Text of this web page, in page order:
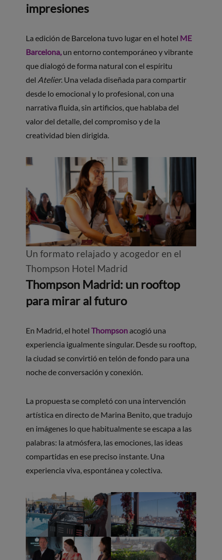
impresiones
La edición de Barcelona tuvo lugar en el hotel ME
Barcelona,un entorno contemporáneo y vibrante
que dialogó de forma natural con el espíritu
del Atelier. Una velada diseñada para compartir
desde lo emocional y lo profesional, con una
narrativa fluida, sin artificios, que hablaba del
valor del detalle, del compromiso y de la
creatividad bien dirigida.
Un formato relajado y acogedor en el
Thompson Hotel Madrid
Thompson Madrid: un rooftop
para mirar al futuro
En Madrid, el hotel Thompsonacogió una
experiencia igualmente singular. Desde su rooftop,
la ciudad se convirtió en telón de fondo para una
noche de conversación y conexión.
La propuesta se completó con una intervención
artística en directo de Marina Benito, que tradujo
en imágenes lo que habitualmente se escapa a las
palabras: la atmósfera, las emociones, las ideas
compartidas en ese preciso instante. Una
experiencia viva, espontánea y colectiva.